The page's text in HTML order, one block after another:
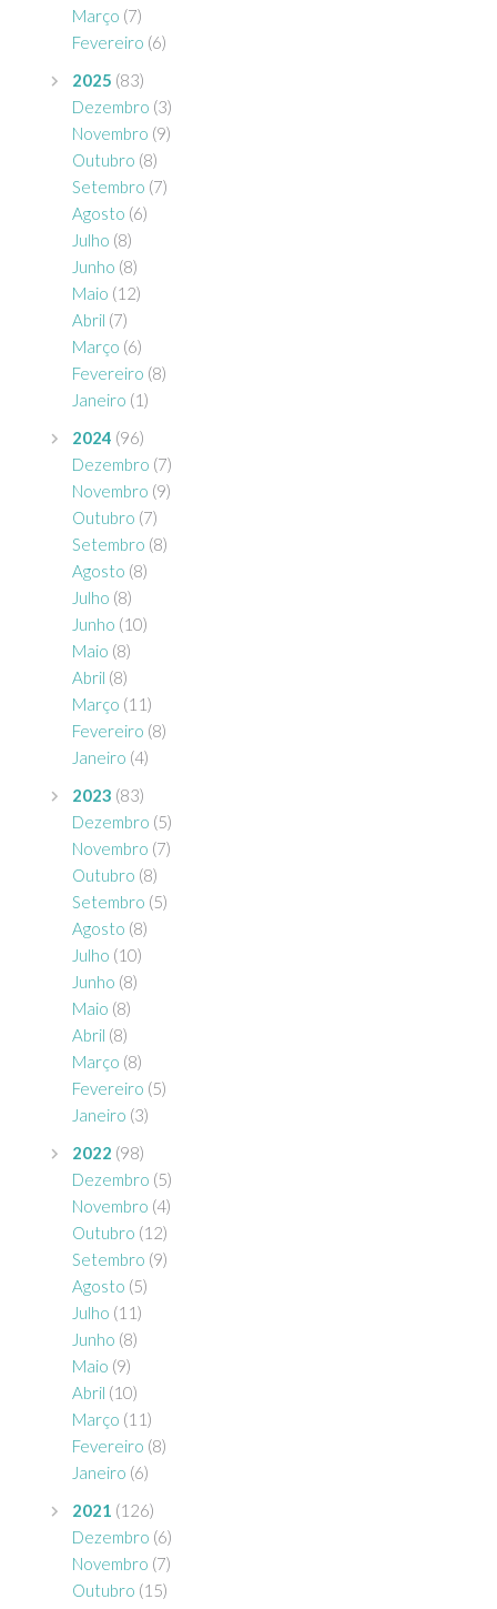
Março (7)
Fevereiro (6)
2025 (83)
Dezembro (3)
Novembro (9)
Outubro (8)
Setembro (7)
Agosto (6)
Julho (8)
Junho (8)
Maio (12)
Abril (7)
Março (6)
Fevereiro (8)
Janeiro (1)
2024 (96)
Dezembro (7)
Novembro (9)
Outubro (7)
Setembro (8)
Agosto (8)
Julho (8)
Junho (10)
Maio (8)
Abril (8)
Março (11)
Fevereiro (8)
Janeiro (4)
2023 (83)
Dezembro (5)
Novembro (7)
Outubro (8)
Setembro (5)
Agosto (8)
Julho (10)
Junho (8)
Maio (8)
Abril (8)
Março (8)
Fevereiro (5)
Janeiro (3)
2022 (98)
Dezembro (5)
Novembro (4)
Outubro (12)
Setembro (9)
Agosto (5)
Julho (11)
Junho (8)
Maio (9)
Abril (10)
Março (11)
Fevereiro (8)
Janeiro (6)
2021 (126)
Dezembro (6)
Novembro (7)
Outubro (15)